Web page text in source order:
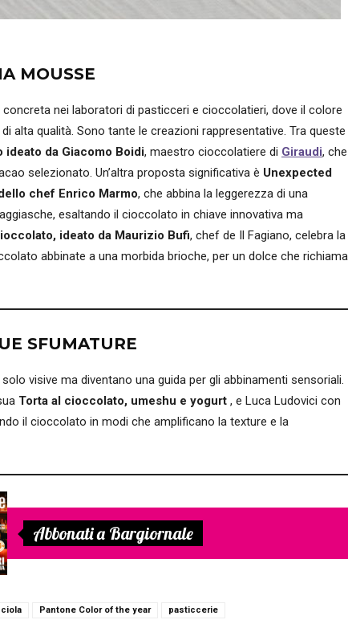
MOUSSE
nei laboratori di pasticceri e cioccolatieri, dove il colore
alta qualità. Sono tante le creazioni rappresentative. Tra queste
ideato da Giacomo Boidi, maestro cioccolatiere di Giraudi, che
selezionato. Un’altra proposta significativa è Unexpected
chef Enrico Marmo, che abbina la leggerezza di una
esaltando il cioccolato in chiave innovativa ma
ideato da Maurizio Bufi, chef de Il Fagiano, celebra la
abbinate a una morbida brioche, per un dolce che richiama
SFUMATURE
visive ma diventano una guida per gli abbinamenti sensoriali.
Torta al cioccolato, umeshu e yogurt , e Luca Ludovici con
il cioccolato in modi che amplificano la texture e la
Abbonati a Bargiornale
Pantone Color of the year pasticcerie